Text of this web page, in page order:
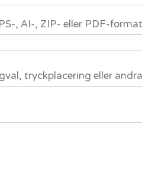
, AI-, ZIP- eller PDF-
tryckplacering eller